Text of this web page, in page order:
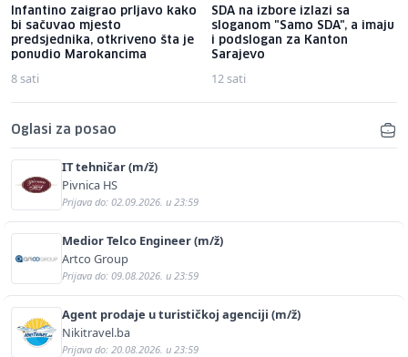
Infantino zaigrao prljavo kako
bi sačuvao mjesto
predsjednika, otkriveno šta je
ponudio Marokancima
8 sati
SDA na izbore izlazi sa
sloganom "Samo SDA", a imaju
i podslogan za Kanton
Sarajevo
12 sati
Oglasi za posao
IT tehničar (m/ž)
Pivnica HS
Prijava do: 02.09.2026. u 23:59
Medior Telco Engineer (m/ž)
Artco Group
Prijava do: 09.08.2026. u 23:59
Agent prodaje u turističkoj agenciji (m/ž)
Nikitravel.ba
Prijava do: 20.08.2026. u 23:59